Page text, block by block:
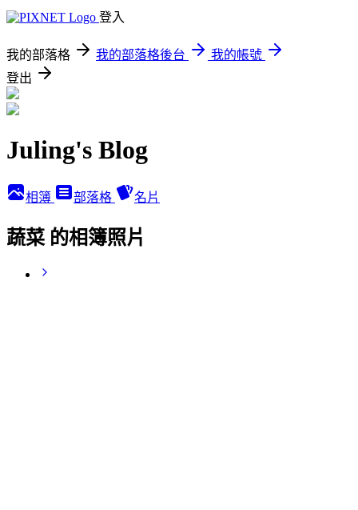
登入
我的部落格 我的部落格後台
我的帳號
登出
Juling's Blog
相簿 部落格 名片
蔬菜 的相簿照片